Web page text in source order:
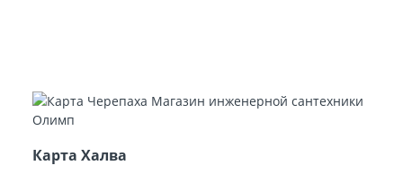
Карта Халва